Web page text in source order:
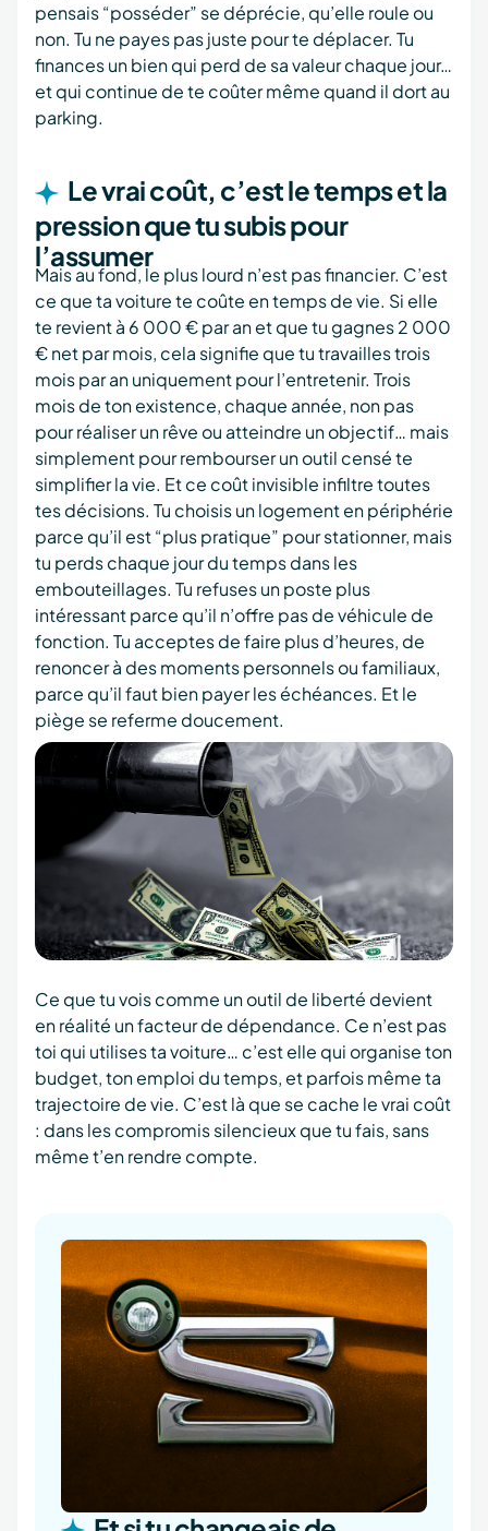
pensais “posséder” se déprécie, qu’elle roule ou
non. Tu ne payes pas juste pour te déplacer. Tu
finances un bien qui perd de sa valeur chaque jour…
et qui continue de te coûter même quand il dort au
parking.
Le vrai coût, c’est le temps et la
pression que tu subis pour
l’assumer
Mais au fond, le plus lourd n’est pas financier. C’est
ce que ta voiture te coûte en temps de vie. Si elle
te revient à 6 000 € par an et que tu gagnes 2 000
€ net par mois, cela signifie que tu travailles trois
mois par an uniquement pour l’entretenir. Trois
mois de ton existence, chaque année, non pas
pour réaliser un rêve ou atteindre un objectif… mais
simplement pour rembourser un outil censé te
simplifier la vie. Et ce coût invisible infiltre toutes
tes décisions. Tu choisis un logement en périphérie
parce qu’il est “plus pratique” pour stationner, mais
tu perds chaque jour du temps dans les
embouteillages. Tu refuses un poste plus
intéressant parce qu’il n’offre pas de véhicule de
fonction. Tu acceptes de faire plus d’heures, de
renoncer à des moments personnels ou familiaux,
parce qu’il faut bien payer les échéances. Et le
piège se referme doucement.
Ce que tu vois comme un outil de liberté devient
en réalité un facteur de dépendance. Ce n’est pas
toi qui utilises ta voiture… c’est elle qui organise ton
budget, ton emploi du temps, et parfois même ta
trajectoire de vie. C’est là que se cache le vrai coût
: dans les compromis silencieux que tu fais, sans
même t’en rendre compte.